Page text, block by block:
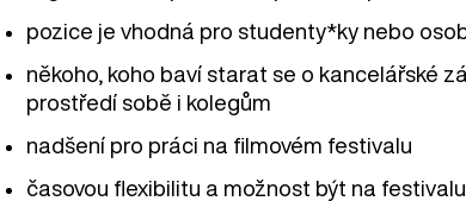
pozice je vhodná pro studenty*ky nebo
někoho, koho baví starat se o kancelářské
prostředí sobě i kolegům
nadšení pro práci na filmovém festivalu
časovou flexibilitu a možnost být na